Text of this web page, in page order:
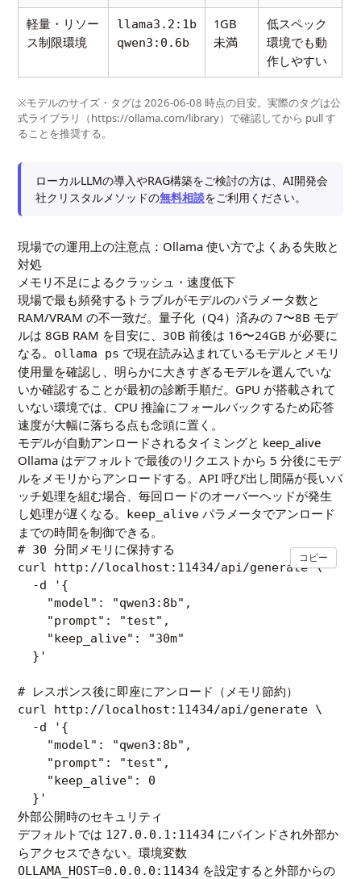
軽量・リソー
ス制限環境
llama3.2:1b
qwen3:0.6b
1GB
未満
低スペック
環境でも動
作しやすい
※モデルのサイズ・タグは 2026-06-08 時点の目安。実際のタグは公
式ライブラリ（https://ollama.com/library）で確認してから pull す
ることを推奨する。
ローカルLLMの導入やRAG構築をご検討の方は、AI開発会
社クリスタルメソッドの無料相談をご利用ください。
現場での運用上の注意点：Ollama 使い方でよくある失敗と
対処
メモリ不足によるクラッシュ・速度低下
現場で最も頻発するトラブルがモデルのパラメータ数と
RAM/VRAM の不一致だ。量子化（Q4）済みの 7〜8B モデ
ルは 8GB RAM を目安に、30B 前後は 16〜24GB が必要に
なる。 ollama ps で現在読み込まれているモデルとメモリ
使用量を確認し、明らかに大きすぎるモデルを選んでいな
いか確認することが最初の診断手順だ。GPU が搭載されて
いない環境では、CPU 推論にフォールバックするため応答
速度が大幅に落ちる点も念頭に置く。
モデルが自動アンロードされるタイミングと keep_alive
Ollama はデフォルトで最後のリクエストから 5 分後にモデ
ルをメモリからアンロードする。API 呼び出し間隔が長いバ
ッチ処理を組む場合、毎回ロードのオーバーヘッドが発生
し処理が遅くなる。 keep_alive パラメータでアンロード
までの時間を制御できる。
# 30 分間メモリに保持する
curl http://localhost:11434/api/generate \
  -d '{
    "model": "qwen3:8b",
    "prompt": "test",
    "keep_alive": "30m"
  }'
# レスポンス後に即座にアンロード（メモリ節約）
curl http://localhost:11434/api/generate \
  -d '{
    "model": "qwen3:8b",
    "prompt": "test",
    "keep_alive": 0
  }'
コピー
外部公開時のセキュリティ
デフォルトでは 127.0.0.1:11434 にバインドされ外部か
らアクセスできない。環境変数
OLLAMA_HOST=0.0.0.0:11434 を設定すると外部からの